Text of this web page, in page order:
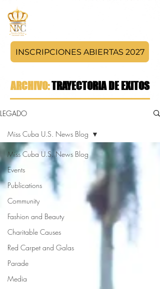
INSCRIPCIONES ABIERTAS 2027
ARCHIVO:TRAYECTORIA DE EXITOS
LEGADO
Miss Cuba U.S. News Blog
Events
Publications
Community
Fashion and Beauty
Charitable Causes
Red Carpet and Galas
Parade
Media
Miss Cuba U.S. News Blog